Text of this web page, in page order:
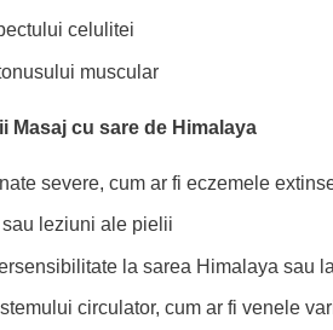
celulitei
muscular
Masaj cu sare de Himalaya
severe, cum ar fi eczemele
leziuni ale pielii
la sarea Himalaya sau
circulator, cum ar fi venele